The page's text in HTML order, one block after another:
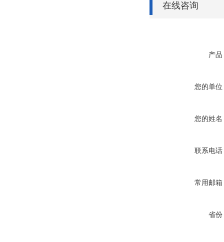
在线咨询
产品
您的单位
您的姓名
联系电话
常用邮箱
省份